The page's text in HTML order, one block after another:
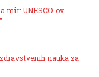
mir: UNESCO-ov
nauka za